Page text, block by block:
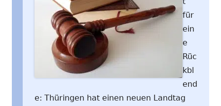
für
ein
e
Rüc
kbl
end
e: Thüringen hat einen neuen Landtag